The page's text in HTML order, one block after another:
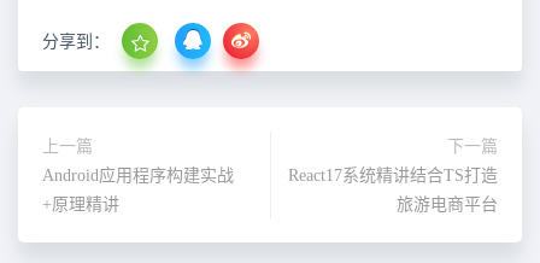
分享到：
上一篇
Android应用程序构建实战
+原理精讲
下一篇
React17系统精讲结合TS打造
旅游电商平台